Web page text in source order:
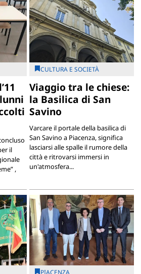
il
,
CULTURA E SOCIETÀ
Viaggio tra le chiese:
la Basilica di San
Savino
Varcare il portale della basilica di
San Savino a Piacenza, significa
lasciarsi alle spalle il rumore della
città e ritrovarsi immersi in
un'atmosfera...
PIACENZA